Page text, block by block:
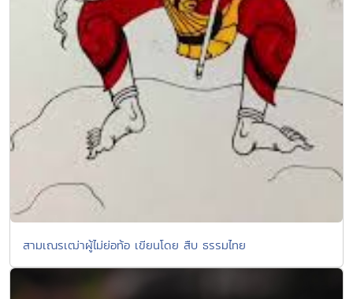
สามเณรเฒ่าผู้ไม่ย่อท้อ เขียนโดย สืบ ธรรมไทย